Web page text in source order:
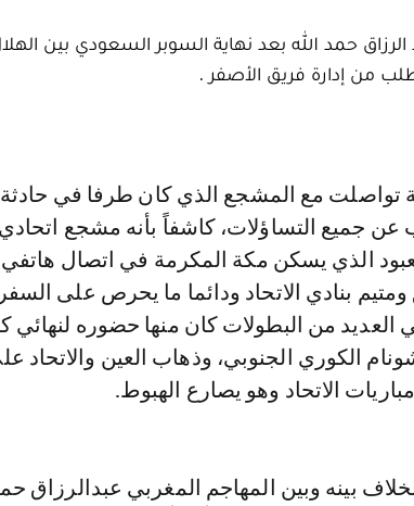
حمد الله بعد نهاية السوبر السعودي بين
من إدارة فريق الأصفر .
عن جميع التساؤلات، كاشفاً بأنه مشجع
الذي يسكن مكة المكرمة في اتصال هاتفي
بنادي الاتحاد ودائما ما يحرص على
من البطولات كان منها حضوره لنهائي
الكوري الجنوبي، وذهاب العين والاتحاد
الاتحاد وهو يصارع الهبوط.
بينه وبين المهاجم المغربي عبدالرزاق